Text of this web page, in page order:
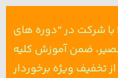
با شرکت در "دوره های
ضمن آموزش کلیه
تخفیف ویژه برخوردار